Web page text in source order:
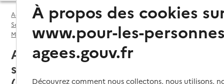
Accueil
Espace annuaire
Services autonomie à domicile (aide) par département
Maine-et-Loire (49)
Service autonomie à domicile (aide)
Angers (49000) : liste des 28
services autonomie à domicile
À propos des cookies
www.pour-les-
agees.gouv.fr
Découvrez comment nous collectons, nous utilisons,